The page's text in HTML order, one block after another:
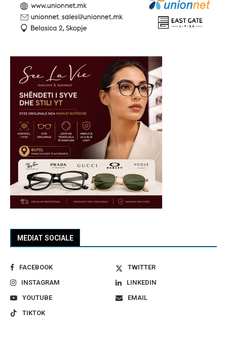
MEDIAT SOCIALE
FACEBOOK
TWITTER
INSTAGRAM
LINKEDIN
YOUTUBE
EMAIL
TIKTOK